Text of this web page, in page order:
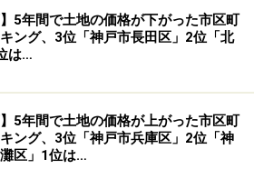
】5年間で土地の価格が下がった市区町
ング、3位「神戸市長田区」2位「北
は…
】5年間で土地の価格が上がった市区町
ング、3位「神戸市兵庫区」2位「神
区」1位は…